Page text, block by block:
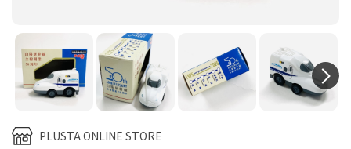
PLUSTA ONLINE STORE